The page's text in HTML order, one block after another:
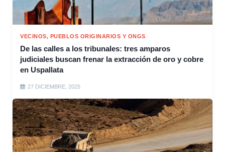
VECINOS, PUEBLOS ORIGINARIOS Y ONGS
De las calles a los tribunales: tres amparos
judiciales buscan frenar la extracción de oro y cobre
en Uspallata
27 DICIEMBRE, 2025